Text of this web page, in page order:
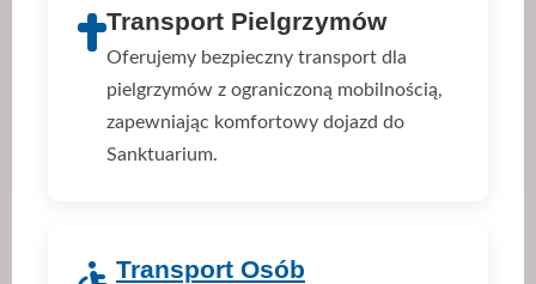
Transport Pielgrzymów
Oferujemy bezpieczny transport dla
pielgrzymów z ograniczoną mobilnością,
zapewniając komfortowy dojazd do
Sanktuarium.
Transport Osób